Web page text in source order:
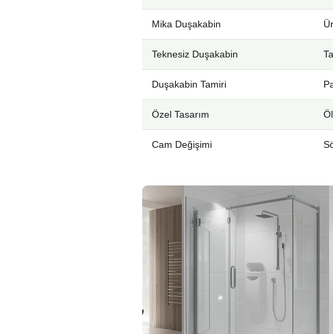
Mika Duşakabin
Teknesiz Duşakabin
Duşakabin Tamiri
Özel Tasarım
Cam Değişimi